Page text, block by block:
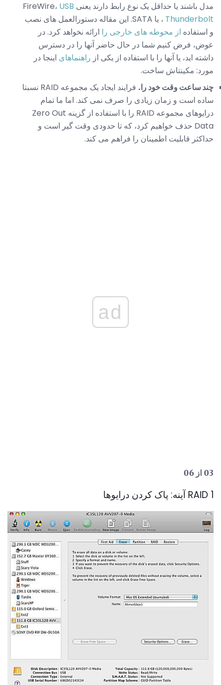
مدل باشند یا حداقل یک نوع رابط دارند یعنی FireWire، USB
، Thunderbolt
یا SATA. این مقاله دستورالعمل های نصب
و استفاده از محوطه های خارجی را ارائه نخواهد کرد. در
عوض، فرض کنیم شما در حال حاضر آنها را در دسترس
داشته اید، یا آنها را با استفاده از یکی از راهنماهای اینجا در
مورد: مکینتاش ساخت.
چند ساعت وقت خود را.
فرایند ایجاد یک مجموعه RAID نسبتا
ساده است و زمان زیادی را صرف نمی کند. اما ما تمام
درایوهای مجموعه RAID را با استفاده از گزینه Zero Out
Data حذف خواهیم کرد، که تا حدودی وقت گیر است و
حداکثر قابلیت اطمینان را فراهم می کند.
ad
03 از 06
RAID 1 آینه: پاک کردن درایوها